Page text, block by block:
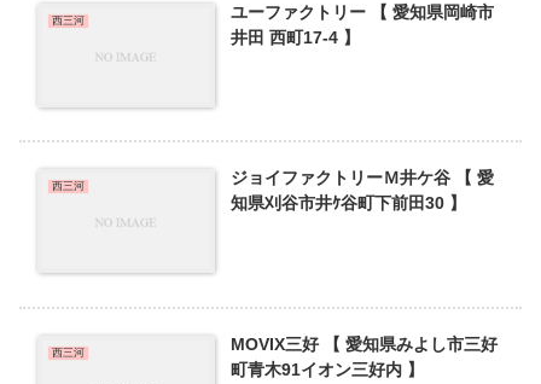
西三河
ユーファクトリー 【 愛知県岡崎市
井田 西町17-4 】
西三河
ジョイファクトリーＭ井ケ谷 【 愛
知県刈谷市井ｹ谷町下前田30 】
西三河
MOVIX三好 【 愛知県みよし市三好
町青木91イオン三好内 】